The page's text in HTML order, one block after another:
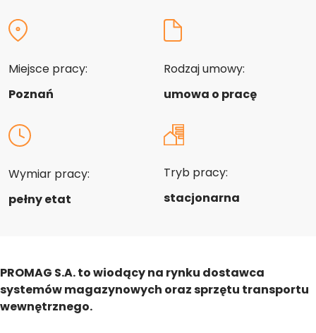
Miejsce pracy:
Poznań
Rodzaj umowy:
umowa o pracę
Wymiar pracy:
pełny etat
Tryb pracy:
stacjonarna
PROMAG S.A. to wiodący na rynku dostawca
systemów magazynowych oraz sprzętu transportu
wewnętrznego.